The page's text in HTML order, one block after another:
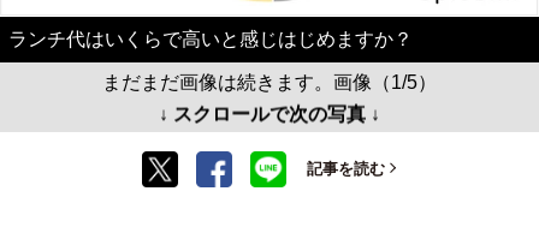
ランチ代はいくらで高いと感じはじめますか？
まだまだ画像は続きます。画像（1/5）
↓ スクロールで次の写真 ↓
記事を読む